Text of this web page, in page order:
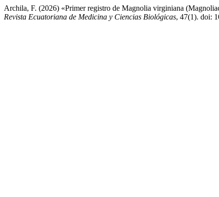
Archila, F. (2026) «Primer registro de Magnolia virginiana
Revista Ecuatoriana de Medicina y Ciencias Biológicas, 47(1). doi: